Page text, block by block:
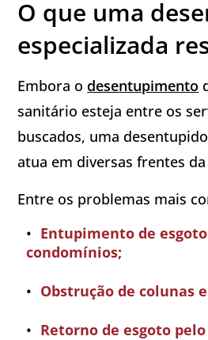
O que uma
especializada
Embora o desentupimento
sanitário esteja entre os
buscados, uma
atua em diversas frentes
Entre os problemas mais
Entupimento de
condomínios;
Obstrução de colunas
Retorno de esgoto